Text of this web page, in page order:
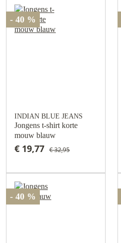
- 40 %
INDIAN BLUE JEANS
Jongens t-shirt korte
mouw blauw
€ 19,77 € 32,95
- 40 %